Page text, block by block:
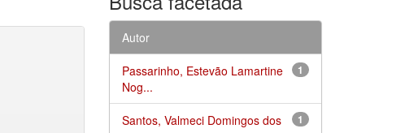
Autor
1
Passarinho, Estevão Lamartine
Nog...
1
Santos, Valmeci Domingos dos